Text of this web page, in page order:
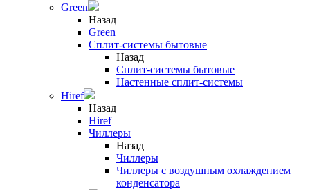
Green
Назад
Green
Сплит-системы бытовые
Назад
Сплит-системы бытовые
Настенные сплит-системы
Hiref
Назад
Hiref
Чиллеры
Назад
Чиллеры
Чиллеры с воздушным охлаждением
конденсатора